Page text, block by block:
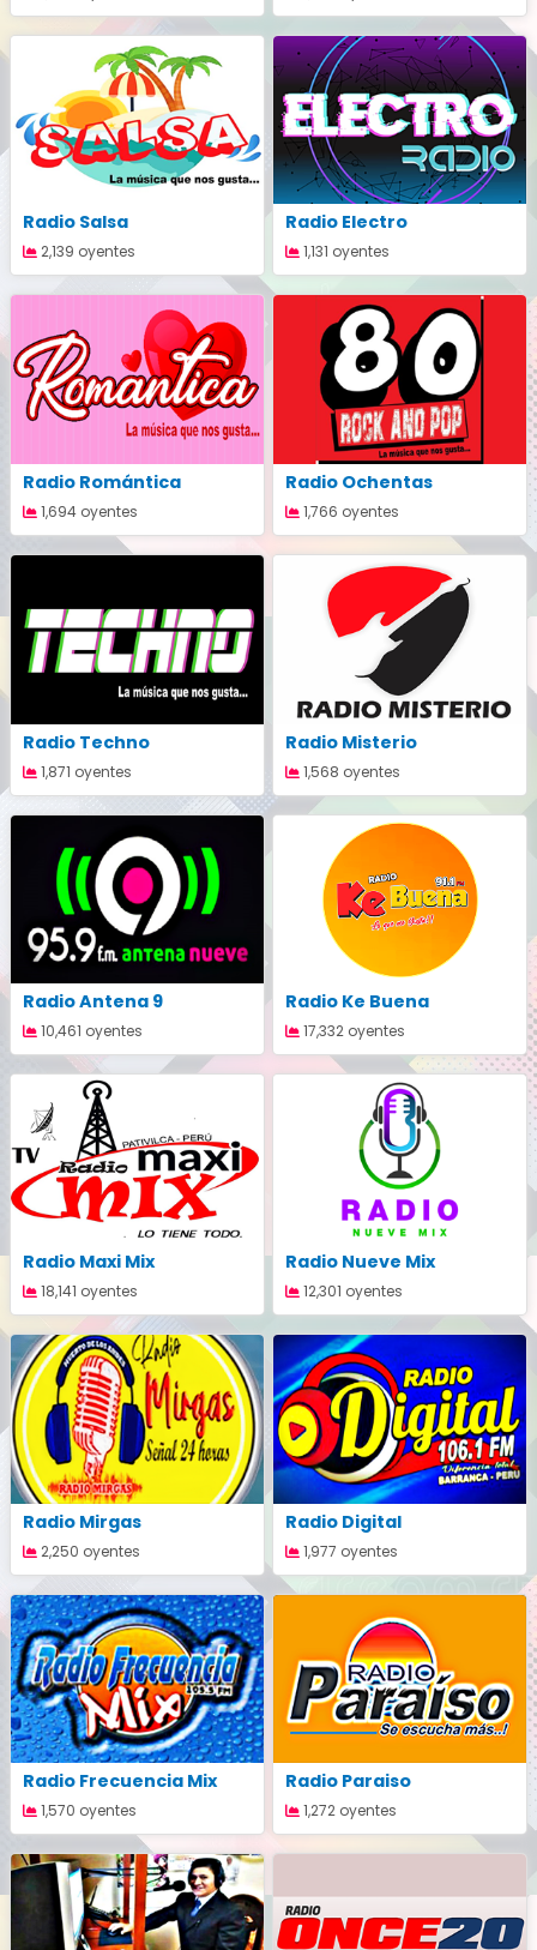
Radio Salsa
2,139 oyentes
Radio Electro
1,131 oyentes
Radio Romántica
1,694 oyentes
Radio Ochentas
1,766 oyentes
Radio Techno
1,871 oyentes
Radio Misterio
1,568 oyentes
Radio Antena 9
10,461 oyentes
Radio Ke Buena
17,332 oyentes
Radio Maxi Mix
18,141 oyentes
Radio Nueve Mix
12,301 oyentes
Radio Mirgas
2,250 oyentes
Radio Digital
1,977 oyentes
Radio Frecuencia Mix
1,570 oyentes
Radio Paraiso
1,272 oyentes